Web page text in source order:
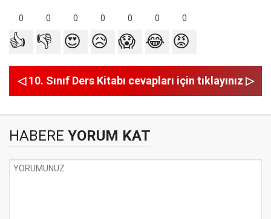
0 0 0 0 0 0 0
👍 👎 😍 😥 😱 😂 😡
◁ 10. Sınıf Ders Kitabı cevapları için tıklayınız ▷
HABERE YORUM KAT